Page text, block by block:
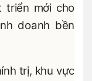
triển mới cho
doanh bền
trị, khu vực